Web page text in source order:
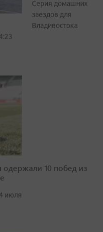
Серия домашних
заездов для
Владивостока
одержали 10 побед из
июля